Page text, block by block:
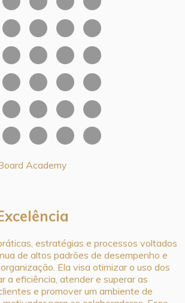
estratégias e processos voltados
de altos padrões de desempenho e
Ela visa otimizar o uso dos
a eficiência, atender e superar as
e promover um ambiente de